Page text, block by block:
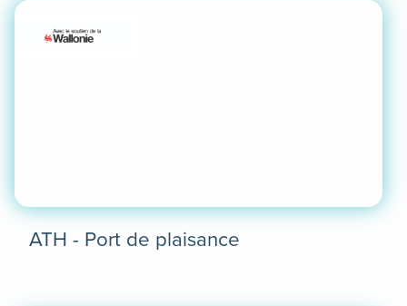
ATH - Port de plaisance